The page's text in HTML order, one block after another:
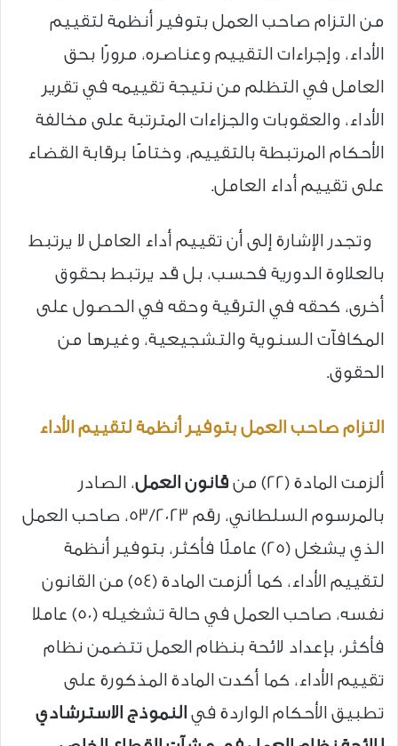
من التزام صاحب العمل بتوفير أنظمة لتقييم
الأداء، وإجراءات التقييم وعناصره، مرورًا بحق
العامل في التظلم من نتيجة تقييمه في تقرير
الأداء، والعقوبات والجزاءات المترتبة على مخالفة
الأحكام المرتبطة بالتقييم، وختامًا برقابة القضاء
على تقييم أداء العامل.
وتجدر الإشارة إلى أن تقييم أداء العامل لا يرتبط
بالعلاوة الدورية فحسب، بل قد يرتبط بحقوق
أخرى، كحقه في الترقية وحقه في الحصول على
المكافآت السنوية والتشجيعية، وغيرها من
الحقوق.
التزام صاحب العمل بتوفير أنظمة لتقييم الأداء
ألزمت المادة (22) من قانون العمل، الصادر
بالمرسوم السلطاني، رقم 53/2023، صاحب العمل
الذي يشغل (25) عاملًا فأكثر، بتوفير أنظمة
لتقييم الأداء، كما ألزمت المادة (54) من القانون
نفسه، صاحب العمل في حالة تشغيله (50) عاملا
فأكثر، بإعداد لائحة بنظام العمل تتضمن نظام
تقييم الأداء، كما أكدت المادة المذكورة على
تطبيق الأحكام الواردة في النموذج الاسترشادي